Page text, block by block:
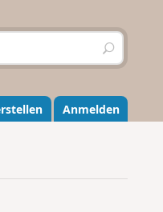
S
u
h
e
n
Anmelden